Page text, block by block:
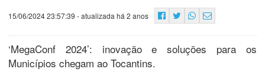
15/06/2024 23:57:39 - atualizada há 2 anos
‘MegaConf 2024’: inovação e soluções para os
Municípios chegam ao Tocantins.